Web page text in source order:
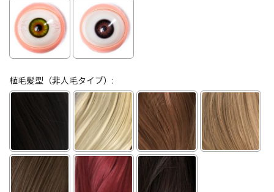
植毛髪型（非人毛タイプ）: